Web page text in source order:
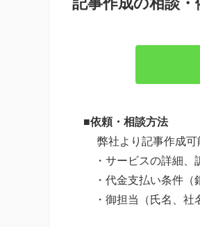
■依頼・相談方法
弊社より記事作成可
・サービスの詳細、
・代金支払い条件（
・御担当（氏名、社